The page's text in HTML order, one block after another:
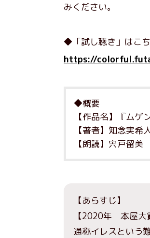
みください。
◆「試し聴き」はこ
https://
◆概要
【作品名】『ムゲ
【著者】知念実希
【朗読】宍戸留美
【あらすじ】
【2020年 本屋大
通称イレスという